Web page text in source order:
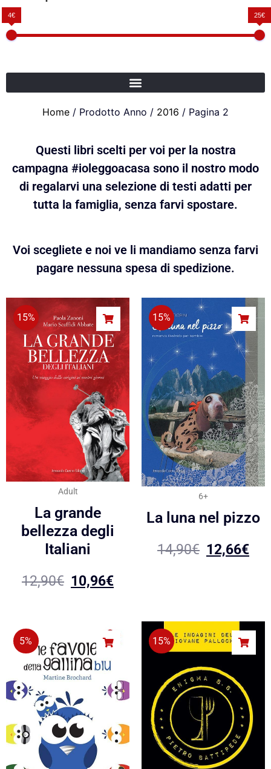
4€ 25€
Home / Prodotto Anno / 2016 / Pagina 2
Questi libri scelti per voi per la nostra
campagna #ioleggoacasa sono il nostro modo
di regalarvi una selezione di testi adatti per
tutta la famiglia, senza farvi spostare.
Voi scegliete e noi ve li mandiamo senza farvi
pagare nessuna spesa di spedizione.
15%
Adult
La grande
bellezza degli
Italiani
12,90€ 10,96€
15%
6+
La luna nel pizzo
14,90€ 12,66€
5% 15%